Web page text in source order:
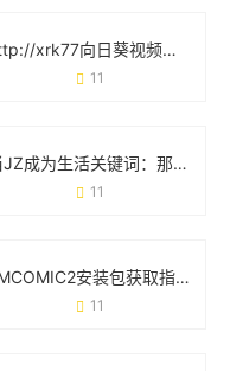
http://xrk77向日葵视频下载成人版：当用户需求遇上平台责任
11
当JZ成为生活关键词：那些你想不到的日常场景
11
JMCOMIC2安装包获取指南：安全下载与使用全攻略
11